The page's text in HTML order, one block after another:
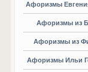
Афоризмы
Афоризмы из
Афоризмы из
Афоризмы Ильи